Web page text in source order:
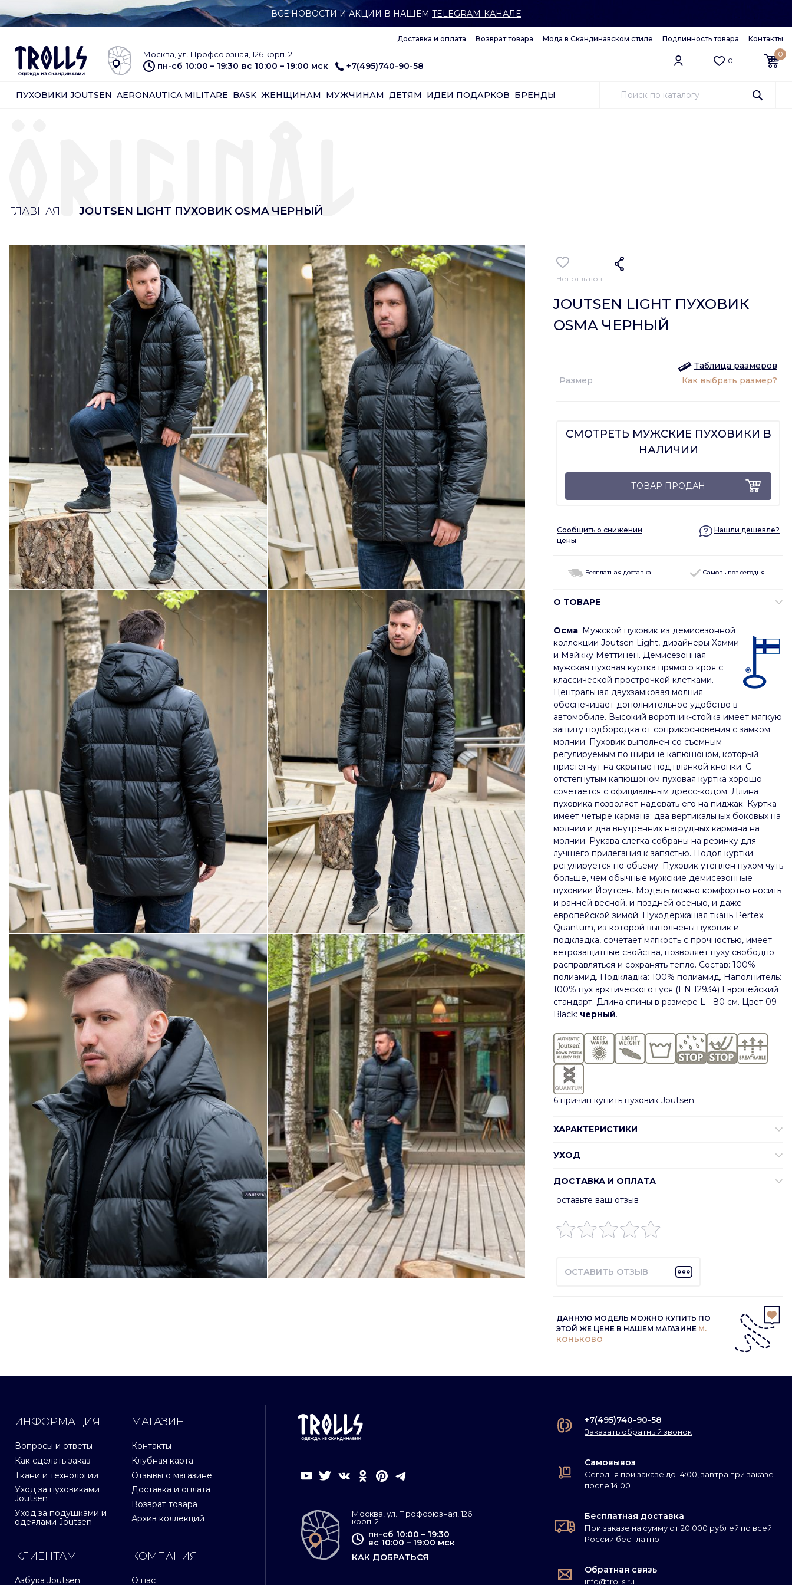
ВСЕ НОВОСТИ И АКЦИИ В НАШЕМ TELEGRAM-КАНАЛЕ
Доставка и оплата Возврат товара Мода в Скандинавском стиле Подлинность товара Контакты
Москва, ул. Профсоюзная, 126 корп. 2
пн-сб 10:00 – 19:30 вс 10:00 – 19:00 мск +7(495)740-90-58
0
0
ПУХОВИКИ JOUTSEN AERONAUTICA MILITARE BASK ЖЕНЩИНАМ МУЖЧИНАМ ДЕТЯМ ИДЕИ ПОДАРКОВ БРЕНДЫ
ГЛАВНАЯ JOUTSEN LIGHT ПУХОВИК OSMA ЧЕРНЫЙ
Нет отзывов
JOUTSEN LIGHT ПУХОВИК
OSMA ЧЕРНЫЙ
Размер
Таблица размеров
Как выбрать размер?
СМОТРЕТЬ МУЖСКИЕ ПУХОВИКИ В
НАЛИЧИИ
ТОВАР ПРОДАН
Сообщить о снижении
цены
Нашли дешевле?
Бесплатная доставка Самовывоз сегодня
О ТОВАРЕ
Осма. Мужской пуховик из демисезонной
коллекции Joutsen Light, дизайнеры Хамми
и Майкку Меттинен. Демисезонная
мужская пуховая куртка прямого кроя с
классической прострочкой клетками.
Центральная двухзамковая молния
обеспечивает дополнительное удобство в
автомобиле. Высокий воротник-стойка имеет мягкую
защиту подбородка от соприкосновения с замком
молнии. Пуховик выполнен со съемным
регулируемым по ширине капюшоном, который
пристегнут на скрытые под планкой кнопки. С
отстегнутым капюшоном пуховая куртка хорошо
сочетается с официальным дресс-кодом. Длина
пуховика позволяет надевать его на пиджак. Куртка
имеет четыре кармана: два вертикальных боковых на
молнии и два внутренних нагрудных кармана на
молнии. Рукава слегка собраны на резинку для
лучшего прилегания к запястью. Подол куртки
регулируется по объему. Пуховик утеплен пухом чуть
больше, чем обычные мужские демисезонные
пуховики Йоутсен. Модель можно комфортно носить
и ранней весной, и поздней осенью, и даже
европейской зимой. Пуходержащая ткань Pertex
Quantum, из которой выполнены пуховик и
подкладка, сочетает мягкость с прочностью, имеет
ветрозащитные свойства, позволяет пуху свободно
расправляться и сохранять тепло. Состав: 100%
полиамид. Подкладка: 100% полиамид. Наполнитель:
100% пух арктического гуся (EN 12934) Европейский
стандарт. Длина спины в размере L - 80 см. Цвет 09
Black: черный.
6 причин купить пуховик Joutsen
ХАРАКТЕРИСТИКИ
УХОД
ДОСТАВКА И ОПЛАТА
оставьте ваш отзыв
ОСТАВИТЬ ОТЗЫВ
ДАННУЮ МОДЕЛЬ МОЖНО КУПИТЬ ПО
ЭТОЙ ЖЕ ЦЕНЕ В НАШЕМ МАГАЗИНЕ М.
КОНЬКОВО
ИНФОРМАЦИЯ
Вопросы и ответы
Как сделать заказ
Ткани и технологии
Уход за пуховиками
Joutsen
Уход за подушками и
одеялами Joutsen
МАГАЗИН
Контакты
Клубная карта
Отзывы о магазине
Доставка и оплата
Возврат товара
Архив коллекций
КЛИЕНТАМ
Азбука Joutsen
КОМПАНИЯ
О нас
Москва, ул. Профсоюзная, 126
корп. 2
пн-сб 10:00 – 19:30
вс 10:00 – 19:00 мск
КАК ДОБРАТЬСЯ
+7(495)740-90-58
Заказать обратный звонок
Самовывоз
Сегодня при заказе до 14:00, завтра при заказе
после 14:00
Бесплатная доставка
При заказе на сумму от 20 000 рублей по всей
России бесплатно
Обратная связь
info@trolls.ru